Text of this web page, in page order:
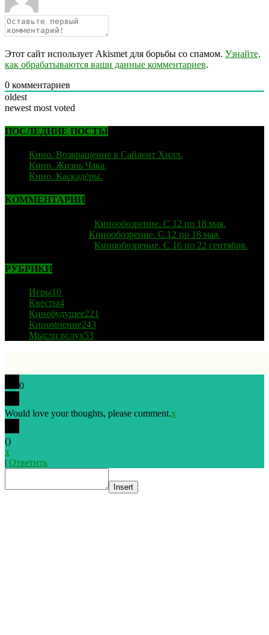
Этот сайт использует Akismet для борьбы со спамом. Узнайте,
как обрабатываются ваши данные комментариев.
0 комментариев
oldest
newest most voted
ПОСЛЕДНИЕ ПОСТЫ
Кино. Возвращение в Сайлент Хилл.
Кино. Жизнь Чака.
Кино. Каскадёры.
КОММЕНТАРИИ
Кинообозрение. С 12 по 18 мая.
Кинообозрение. С 12 по 18 мая.
Кинообозрение. С 16 по 22 сентября.
РУБРИКИ
Игры10
Квесты4
Кинобудущее221
Киномнение243
Мысли вслух53
0
Would love your thoughts, please comment.x
()
x
| Ответить
Insert